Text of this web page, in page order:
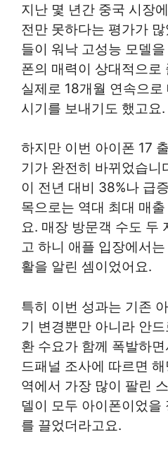
지난 몇 년간 중국 시장
전만 못하다는 평가가
들이 워낙 고성능 모델
폰의 매력이 상대적으로
실제로 18개월 연속으
시기를 보내기도 했고요.
하지만 이번 아이폰 17
기가 완전히 바뀌었습니
이 전년 대비 38%나 급
목으로는 역대 최대 매
요. 매장 방문객 수도 두
고 하니 애플 입장에서
활을 알린 셈이었어요.
특히 이번 성과는 기존
기 변경뿐만 아니라 안
환 수요가 함께 폭발하
드패널 조사에 따르면
역에서 가장 많이 팔린
델이 모두 아이폰이었을
를 끌었더라고요.